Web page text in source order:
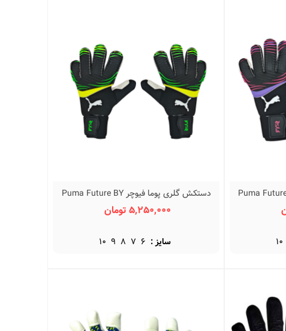
10
نمایش سریع
دستکش گلری پوما فیوچر Puma Future BY
5,250,000 تومان
سایز : 6
7
8
9
10